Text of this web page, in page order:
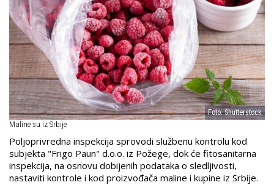
Foto: Shutterstock
Maline su iz Srbije
Poljoprivredna inspekcija sprovodi službenu kontrolu kod
subjekta "Frigo Paun" d.o.o. iz Požege, dok će fitosanitarna
inspekcija, na osnovu dobijenih podataka o sledljivosti,
nastaviti kontrole i kod proizvođača maline i kupine iz Srbije.